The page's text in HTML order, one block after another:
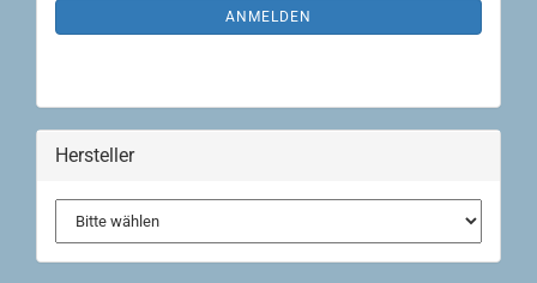
ANMELDEN
Hersteller